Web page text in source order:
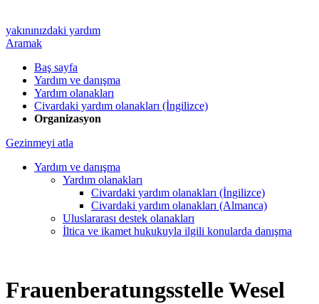
yakınınızdaki yardım
Aramak
Baş sayfa
Yardım ve danışma
Yardım olanakları
Civardaki yardım olanakları (İngilizce)
Organizasyon
Gezinmeyi atla
Yardım ve danışma
Yardım olanakları
Civardaki yardım olanakları (İngilizce)
Civardaki yardım olanakları (Almanca)
Uluslararası destek olanakları
İltica ve ikamet hukukuyla ilgili konularda danışma
Frauenberatungsstelle Wesel